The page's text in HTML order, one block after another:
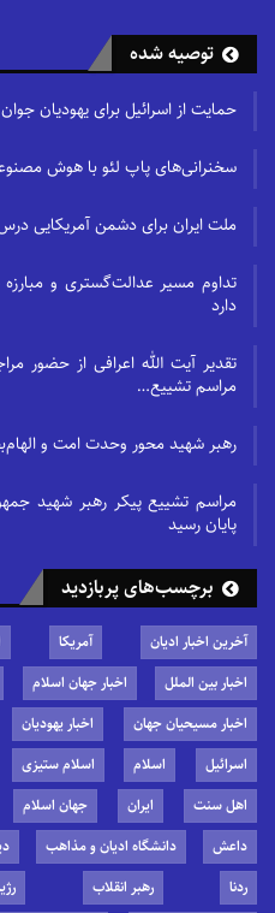
توصیه شده
حمایت از اسرائیل برای یهودیان
سخنرانی‌های پاپ لئو با هوش
ملت ایران برای دشمن آمریکایی
تداوم مسیر عدالت‌گستری و مبارزه
دارد
تقدیر آیت الله اعرافی از حضور
مراسم تشییع…
رهبر شهید محور وحدت امت و
مراسم تشییع پیکر رهبر شهید
پایان رسید
برچسب‌های پربازدید
آخرین اخبار ادیان آمریکا
اخبار بین الملل
اخبار جهان اسلام
اخبار مسیحیان جهان
اخبار یهودیان
اسرائیل
اسلام اسلام ستیزی
اهل سنت
ایران جهان اسلام
داعش
دانشگاه ادیان و مذاهب
ردنا
رهبر انقلاب